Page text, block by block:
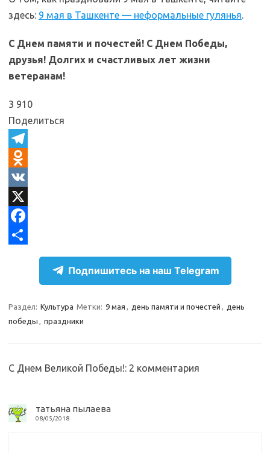
здесь: 9 мая в Ташкенте — неформальные гулянья.
С Днем памяти и почестей! С Днем Победы,
друзья! Долгих и счастливых лет жизни
ветеранам!
3 910
Поделиться
T
e
e
g
O
d
n
o
s
i
i
V
KX
F
b
k
р
и
ь
Подпишитесь на наш Telegram
Раздел: Культура Метки: 9 мая , день памяти и почестей , день
победы , праздники
С Днем Великой Победы!: 2 комментария
татьяна пылаева
08/05/2018